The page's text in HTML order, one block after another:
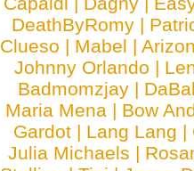
DeathByRomy |
Clueso | Mabel |
Johnny Orlando |
Badmomzjay |
Maria Mena | Bow
Gardot | Lang Lang |
Julia Michaels |